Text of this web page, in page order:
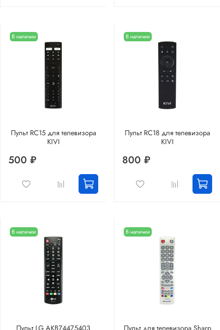
В наличии
Пульт RC15 для телевизора
KIVI
500 ₽
В наличии
Пульт RC18 для телевизора
KIVI
800 ₽
В наличии
Пульт LG AKB74475403
В наличии
Пульт для телевизора Sharp